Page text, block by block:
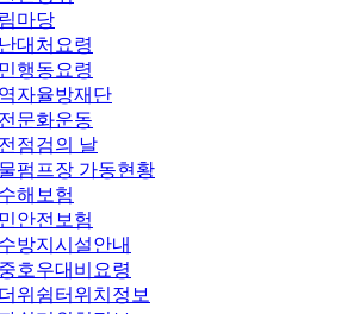
마당
대처요령
행동요령
자율방재단
문화운동
점검의 날
펌프장 가동현황
해보험
안전보험
방지시설안내
호우대비요령
위쉼터위치정보